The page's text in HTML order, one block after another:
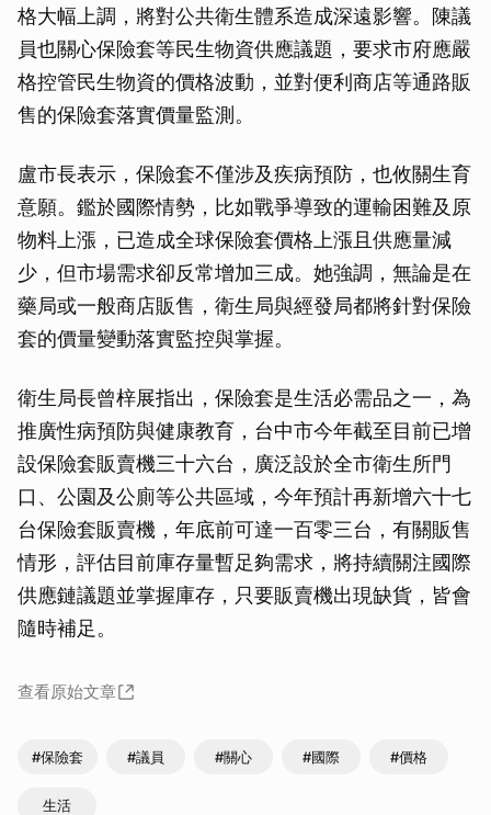
格大幅上調，將對公共衛生體系造成深遠影響。陳議
員也關心保險套等民生物資供應議題，要求市府應嚴
格控管民生物資的價格波動，並對便利商店等通路販
售的保險套落實價量監測。
盧市長表示，保險套不僅涉及疾病預防，也攸關生育
意願。鑑於國際情勢，比如戰爭導致的運輸困難及原
物料上漲，已造成全球保險套價格上漲且供應量減
少，但市場需求卻反常增加三成。她強調，無論是在
藥局或一般商店販售，衛生局與經發局都將針對保險
套的價量變動落實監控與掌握。
衛生局長曾梓展指出，保險套是生活必需品之一，為
推廣性病預防與健康教育，台中市今年截至目前已增
設保險套販賣機三十六台，廣泛設於全市衛生所門
口、公園及公廁等公共區域，今年預計再新增六十七
台保險套販賣機，年底前可達一百零三台，有關販售
情形，評估目前庫存量暫足夠需求，將持續關注國際
供應鏈議題並掌握庫存，只要販賣機出現缺貨，皆會
隨時補足。
查看原始文章
#保險套 #議員 #關心 #國際 #價格
生活